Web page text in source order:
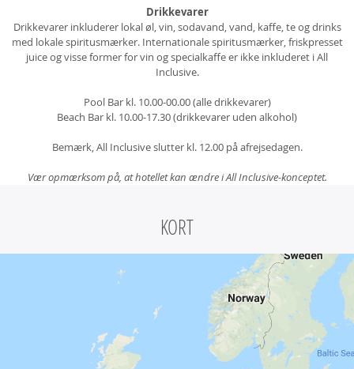
Drikkevarer
Drikkevarer inkluderer lokal øl, vin, sodavand, vand, kaffe, te og drinks
med lokale spiritusmærker. Internationale spiritusmærker, friskpresset
juice og visse former for vin og specialkaffe er ikke inkluderet i All
Inclusive.
Pool Bar kl. 10.00-00.00 (alle drikkevarer)
Beach Bar kl. 10.00-17.30 (drikkevarer uden alkohol)
Bemærk, All Inclusive slutter kl. 12.00 på afrejsedagen.
Vær opmærksom på, at hotellet kan ændre i All Inclusive-konceptet.
KORT